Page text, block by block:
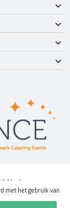
Media
|Sitemap |
met het gebruik van